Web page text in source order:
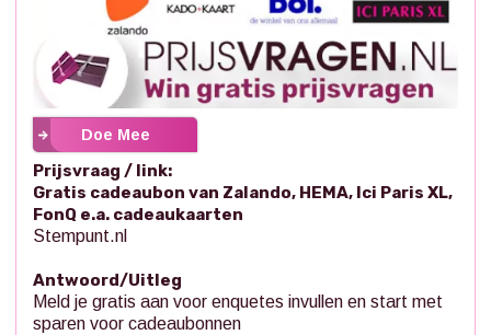
Doe Mee
Prijsvraag / link:
Gratis cadeaubon van Zalando, HEMA, Ici Paris XL,
FonQ e.a. cadeaukaarten
Stempunt.nl
Antwoord/Uitleg
Meld je gratis aan voor enquetes invullen en start met
sparen voor cadeaubonnen